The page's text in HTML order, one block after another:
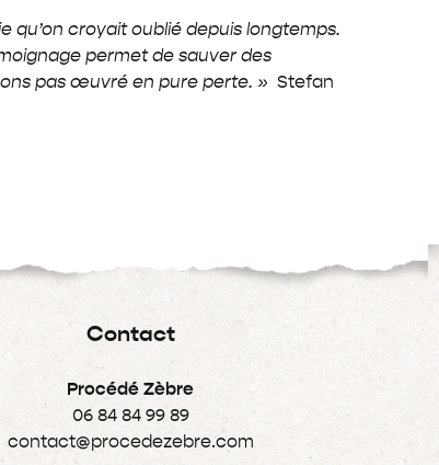
qu’on croyait oublié depuis longtemps.
permet de sauver des
pas œuvré en pure perte. » Stefan
Contact
Procédé Zèbre
06 84 84 99 89
contact@procedezebre.com